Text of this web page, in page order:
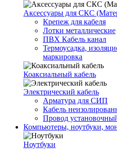
Аксессуары для СКС
Крепеж для кабеля
Лотки металлические
ПВХ Кабель канал
Термоусадка,
маркировка
Коаксиальный кабель
Электрический кабель
Арматура для СИП
Кабель
Провод
Компьютеры, ноутбуки,
Ноутбуки